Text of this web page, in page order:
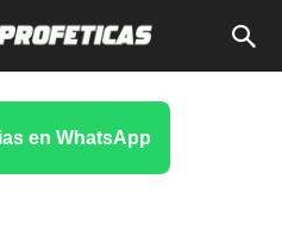
en WhatsApp